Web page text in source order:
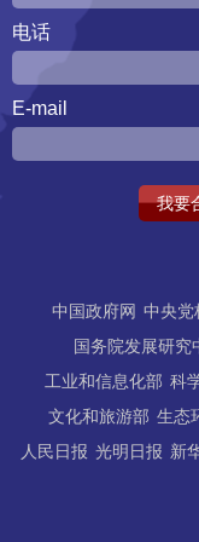
电话
E-mail
我要
中国政府网 中央党
国务院发展研究
工业和信息化部 科
文化和旅游部 生态
人民日报 光明日报 新